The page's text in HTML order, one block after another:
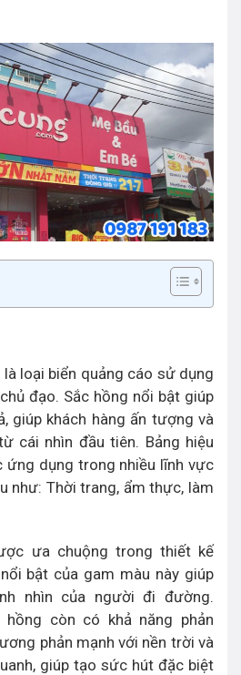
là loại biển quảng cáo sử dụng
đạo. Sắc hồng nổi bật giúp
giúp khách hàng ấn tượng và
cái nhìn đầu tiên. Bảng hiệu
ứng dụng trong nhiều lĩnh vực
như: Thời trang, ẩm thực, làm
ưa chuộng trong thiết kế
bật của gam màu này giúp
nhìn của người đi đường.
còn có khả năng phản
phản mạnh với nền trời và
giúp tạo sức hút đặc biệt